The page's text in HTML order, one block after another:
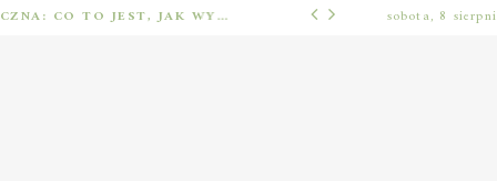
IMPLANTOLOGIA STOMATOLOGICZNA: CO TO JEST, JAK WYGLĄDA PROCES IMPLANTACJI I GOJENIA ORAZ DLA KOGO MA ZASTOSOWANIE ODŻYWIENIA I DIETA
sobota, 8